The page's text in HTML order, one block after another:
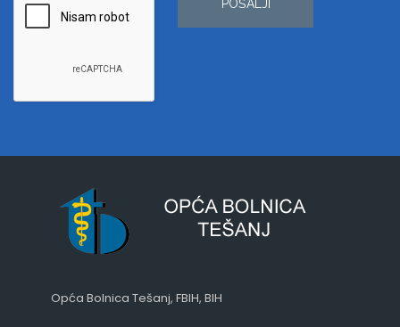
POŠALJI
Opća Bolnica Tešanj, FBIH, BIH